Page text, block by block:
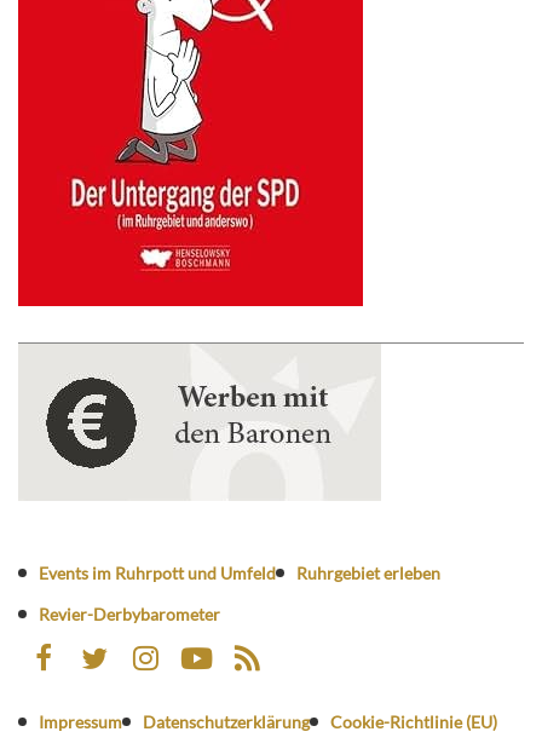
Events im Ruhrpott und Umfeld
Ruhrgebiet erleben
Revier-Derbybarometer
Impressum Datenschutzerklärung Cookie-Richtlinie (EU)